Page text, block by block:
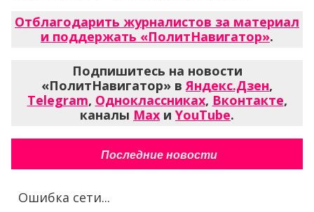
Отблагодарить журналистов за материал
и поддержать «ПолитНавигатор».
Подпишитесь на новости
«ПолитНавигатор» в Яндекс.Дзен,
Telegram, Одноклассниках, Вконтакте,
каналы Max и YouTube.
Последние новости
Ошибка сети...